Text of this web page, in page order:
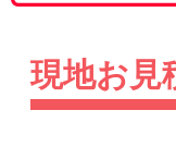
現地お見